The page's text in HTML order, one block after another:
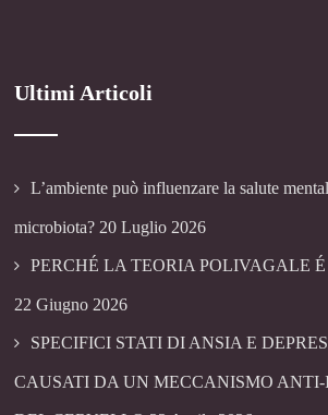
Ultimi Articoli
L’ambiente può influenzare la salute
microbiota? 20 Luglio 2026
PERCHÉ LA TEORIA POLIVAGALE
22 Giugno 2026
SPECIFICI STATI DI ANSIA E
CAUSATI DA UN MECCANISMO